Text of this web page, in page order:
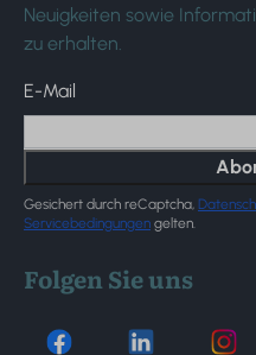
Neuigkeiten sowie
zu erhalten.
E-Mail
Gesichert durch reCaptcha,
Servicebedingungen gelten.
Folgen Sie uns